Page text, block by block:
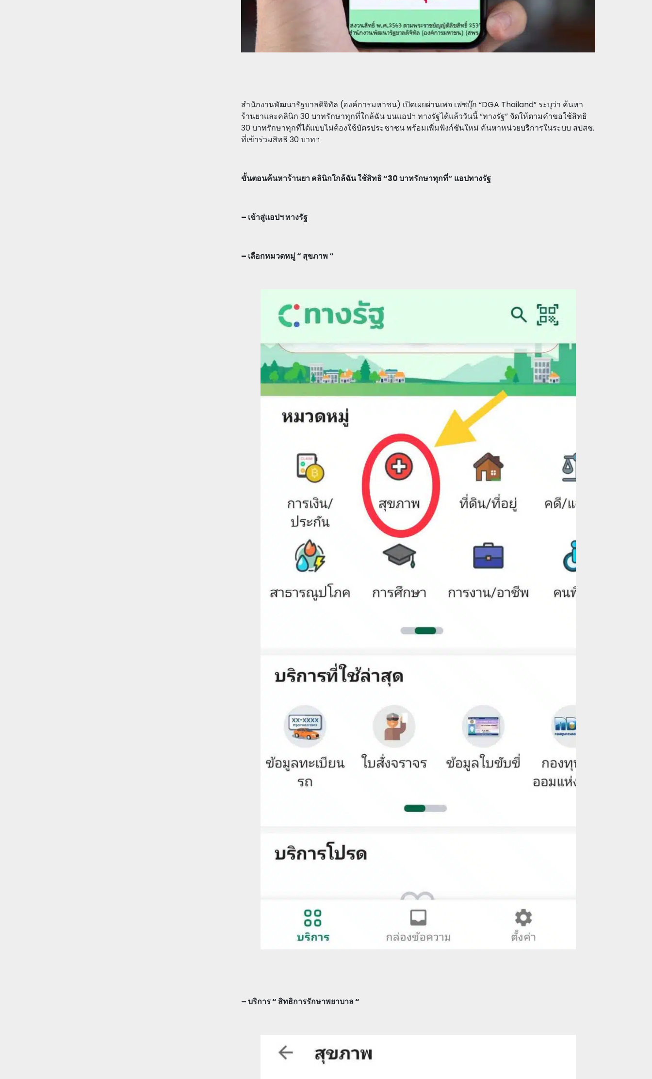
สำนักงานพัฒนารัฐบาลดิจิทัล (องค์การมหาชน) เปิดเผยผ่านเพจ เฟซบุ๊ก “DGA Thailand” ระบุว่า ค้นหา
ร้านยาและคลินิก 30 บาทรักษาทุกที่ใกล้ฉัน บนแอปฯ ทางรัฐได้แล้ววันนี้ “ทางรัฐ” จัดให้ตามคำขอใช้สิทธิ
30 บาทรักษาทุกที่ได้แบบไม่ต้องใช้บัตรประชาชน พร้อมเพิ่มฟังก์ชันใหม่ ค้นหาหน่วยบริการในระบบ สปสช.
ที่เข้าร่วมสิทธิ 30 บาทฯ
ขั้นตอนค้นหาร้านยา คลินิกใกล้ฉัน ใช้สิทธิ “30 บาทรักษาทุกที่” แอปทางรัฐ
– เข้าสู่แอปฯ ทางรัฐ
– เลือกหมวดหมู่ “ สุขภาพ “
– บริการ “ สิทธิการรักษาพยาบาล “